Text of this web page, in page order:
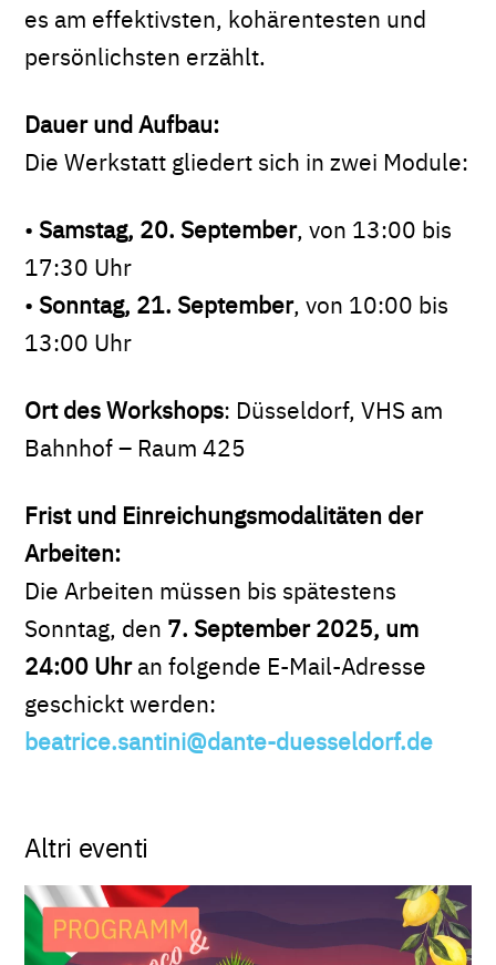
es am effektivsten, kohärentesten und
persönlichsten erzählt.
Dauer und Aufbau:
Die Werkstatt gliedert sich in zwei Module:
• Samstag, 20. September, von 13:00 bis
17:30 Uhr
• Sonntag, 21. September, von 10:00 bis
13:00 Uhr
Ort des Workshops: Düsseldorf, VHS am
Bahnhof – Raum 425
Frist und Einreichungsmodalitäten der
Arbeiten:
Die Arbeiten müssen bis spätestens
Sonntag, den 7. September 2025, um
24:00 Uhran folgende E-Mail-Adresse
geschickt werden:
beatrice.santini@dante-duesseldorf.de
Altri eventi